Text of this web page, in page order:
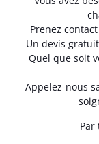
Prenez
Un devis
Quel que soit
Appelez-nous
Par